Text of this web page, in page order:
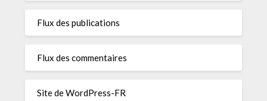
Flux des publications
Flux des commentaires
Site de WordPress-FR